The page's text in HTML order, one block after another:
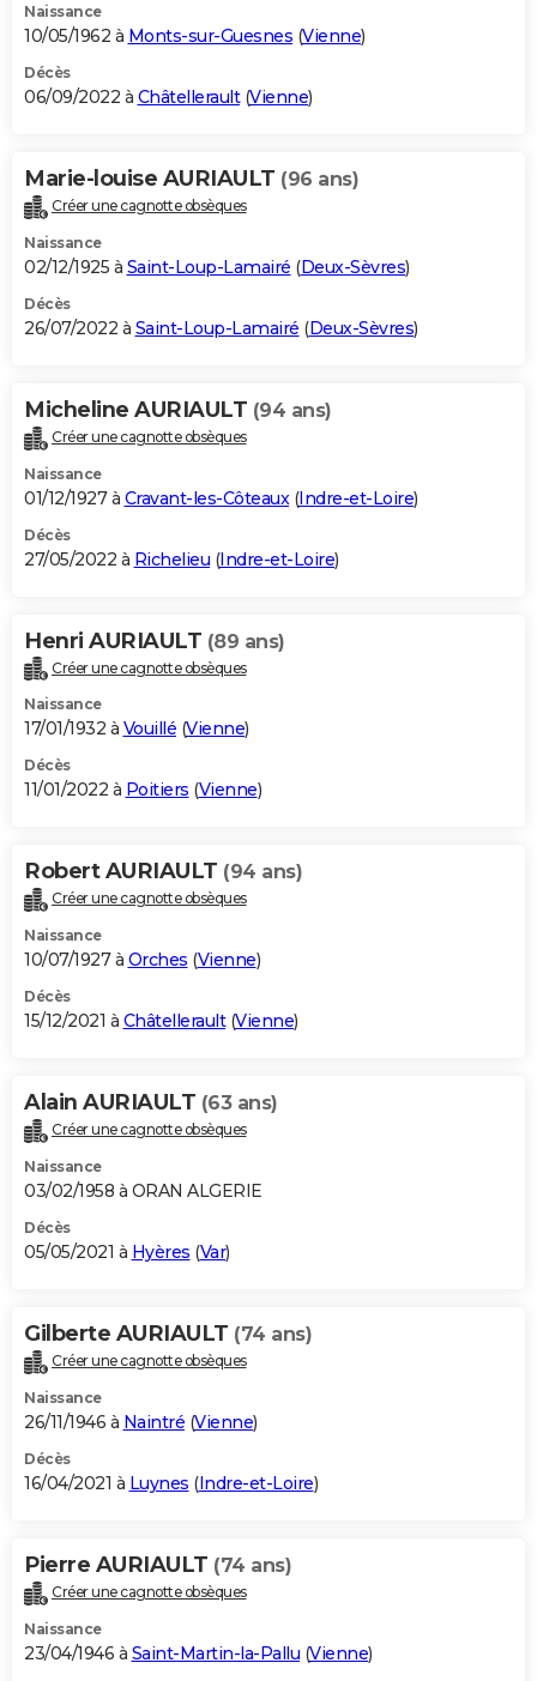
Naissance
10/05/1962 à Monts-sur-Guesnes (Vienne)
Décès
06/09/2022 à Châtellerault(Vienne)
Marie-louise AURIAULT (96 ans)
Créer une cagnotte obsèques
Naissance
02/12/1925 à Saint-Loup-Lamairé (Deux-Sèvres)
Décès
26/07/2022 à Saint-Loup-Lamairé (Deux-Sèvres)
Micheline AURIAULT (94 ans)
Créer une cagnotte obsèques
Naissance
01/12/1927 à Cravant-les-Côteaux (Indre-et-Loire)
Décès
27/05/2022 à Richelieu (Indre-et-Loire)
Henri AURIAULT (89 ans)
Créer une cagnotte obsèques
Naissance
17/01/1932 à Vouillé (Vienne)
Décès
11/01/2022 à Poitiers (Vienne)
Robert AURIAULT (94 ans)
Créer une cagnotte obsèques
Naissance
10/07/1927 à Orches (Vienne)
Décès
15/12/2021 à Châtellerault(Vienne)
Alain AURIAULT (63 ans)
Créer une cagnotte obsèques
Naissance
03/02/1958 à ORAN ALGERIE
Décès
05/05/2021 à Hyères (Var)
Gilberte AURIAULT (74 ans)
Créer une cagnotte obsèques
Naissance
26/11/1946 à Naintré (Vienne)
Décès
16/04/2021 à Luynes (Indre-et-Loire)
Pierre AURIAULT (74 ans)
Créer une cagnotte obsèques
Naissance
23/04/1946 à Saint-Martin-la-Pallu (Vienne)